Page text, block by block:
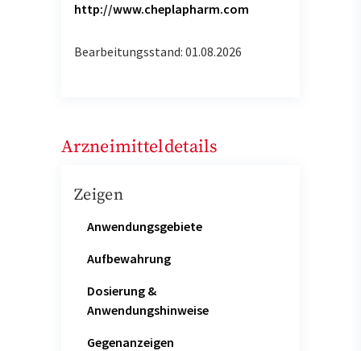
http://www.cheplapharm.com
Bearbeitungsstand: 01.08.2026
Arzneimitteldetails
Zeigen
Anwendungsgebiete
Aufbewahrung
Dosierung &
Anwendungshinweise
Gegenanzeigen